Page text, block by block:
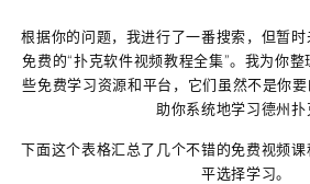
根据你的问题，我进行了一番搜索，但暂
免费的“扑克软件视频教程全集”。我为你
些免费学习资源和平台，它们虽然不是你
助你系统地学习德州扑
下面这个表格汇总了几个不错的免费视频
平选择学习。